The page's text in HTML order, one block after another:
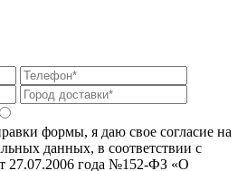
формы, я даю свое согласие на
данных, в соответствии с
27.07.2006 года №152-ФЗ «О